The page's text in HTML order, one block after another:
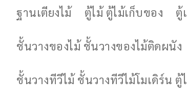
ฐานเตียงไม้ ตู้ไม้ ตู้ไม้เก็บของ ตู้
ชั้นวางของไม้ ชั้นวางของไม้ติดผนัง
ชั้นวางทีวีไม้ ชั้นวางทีวีไม้โมเดิร์น ตู้